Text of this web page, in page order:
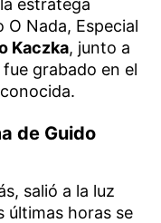
Nada, Especial
Kaczka, junto a
grabado en el
de Guido
salió a la luz
últimas horas se